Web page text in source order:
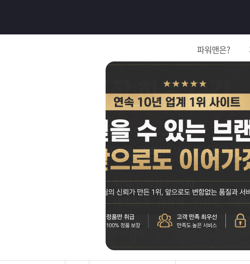
파워맨은?
그